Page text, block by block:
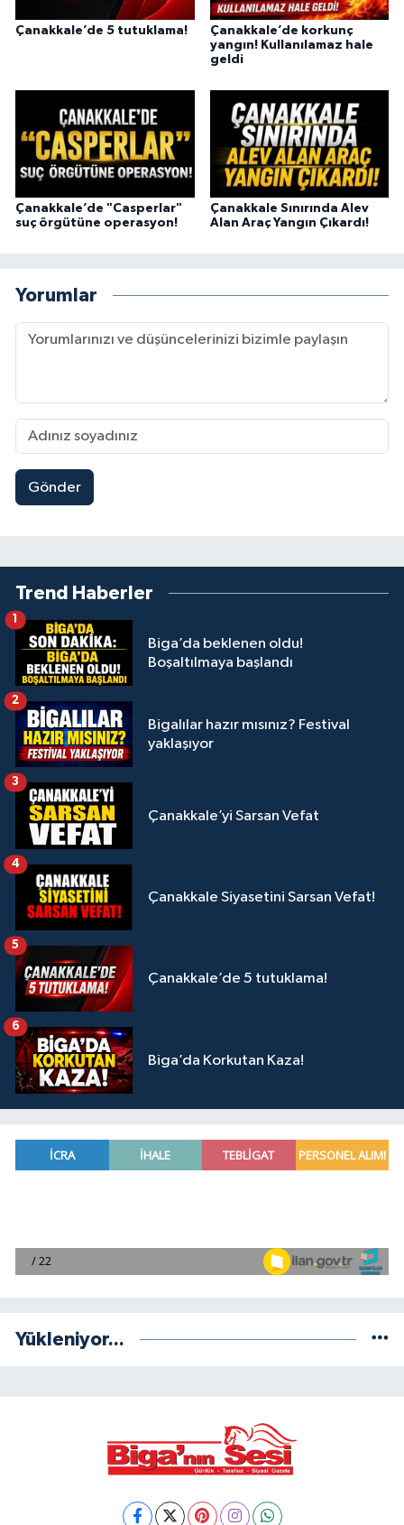
Çanakkale’de 5 tutuklama!
Çanakkale’de korkunç
yangın! Kullanılamaz hale
geldi
Çanakkale’de "Casperlar"
suç örgütüne operasyon!
Çanakkale Sınırında Alev
Alan Araç Yangın Çıkardı!
Yorumlar
Gönder
Trend Haberler
Biga’da beklenen oldu!
Boşaltılmaya başlandı
1
Bigalılar hazır mısınız? Festival
yaklaşıyor
2
Çanakkale’yi Sarsan Vefat
3
Çanakkale Siyasetini Sarsan Vefat!
4
Çanakkale’de 5 tutuklama!
5
Biga’da Korkutan Kaza!
6
Yükleniyor...